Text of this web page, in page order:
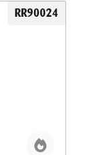
RR90024